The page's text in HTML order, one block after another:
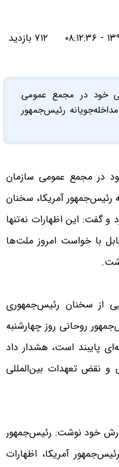
۷۱۲ بازدید
خود در مجمع عمومی
رئیس‌جمهور
در مجمع عمومی سازمان
رئیس‌جمهور آمریکا، سخنان
و گفت: این اظهارات نه‌تنها
با خواست امروز ملت‌ها
از سخنان رئیس‌جمهوری
روحانی روز چهارشنبه
پایبند است، هشدار داد
و نقض تعهدات بین‌المللی
خود نوشت: رئیس‌جمهور
آمریکا، اظهارات